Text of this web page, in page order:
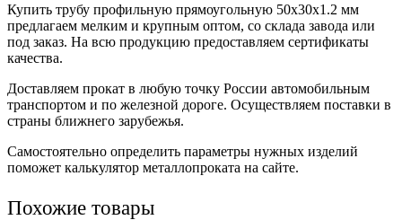
Купить трубу профильную прямоугольную 50х30х1.2 мм
предлагаем мелким и крупным оптом, со склада завода или
под заказ. На всю продукцию предоставляем сертификаты
качества.
Доставляем прокат в любую точку России автомобильным
транспортом и по железной дороге. Осуществляем поставки в
страны ближнего зарубежья.
Самостоятельно определить параметры нужных изделий
поможет калькулятор металлопроката на сайте.
Похожие товары